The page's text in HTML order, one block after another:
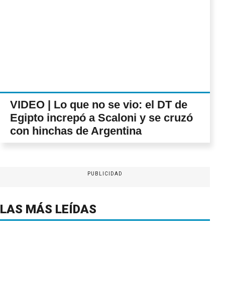
VIDEO | Lo que no se vio: el DT de
Egipto increpó a Scaloni y se cruzó
con hinchas de Argentina
PUBLICIDAD
LAS MÁS LEÍDAS